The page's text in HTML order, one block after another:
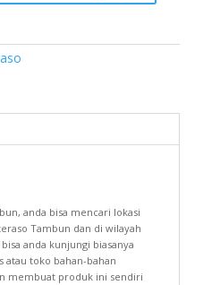
anda bisa mencari lokasi
Tambun dan di wilayah
anda kunjungi biasanya
toko bahan-bahan
membuat produk ini sendiri